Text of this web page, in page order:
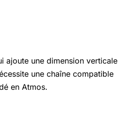
ajoute une dimension verticale
une chaîne compatible
en Atmos.